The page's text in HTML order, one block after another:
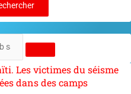
Les victimes du séisme
dans des camps